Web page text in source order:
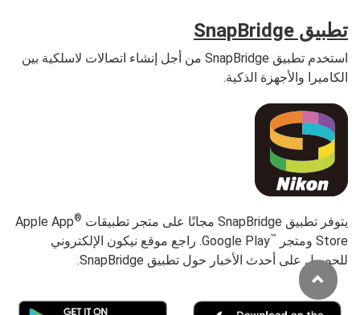
تطبيق SnapBridge
استخدم تطبيق SnapBridge من أجل إنشاء اتصالات لاسلكية بين
الكاميرا والأجهزة الذكية.
يتوفر تطبيق SnapBridge مجانًا على متجر تطبيقات ®
Apple App
Store ومتجر
™
Google Play. راجع موقع نيكون الإلكتروني
للحصول على أحدث الأخبار حول تطبيق SnapBridge.